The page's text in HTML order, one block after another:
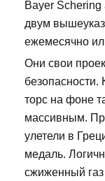
Bayer Schering
двум
ежемесячно
Они свои
безопасности.
торс на фоне
массивным.
улетели в
медаль.
сжиженный